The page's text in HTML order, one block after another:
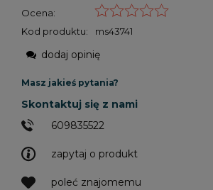
Ocena:
Kod produktu:
ms43741
zapytaj o produkt
poleć znajomemu
Masz jakieś pytania?
Skontaktuj się z nami
609835522
dodaj opinię